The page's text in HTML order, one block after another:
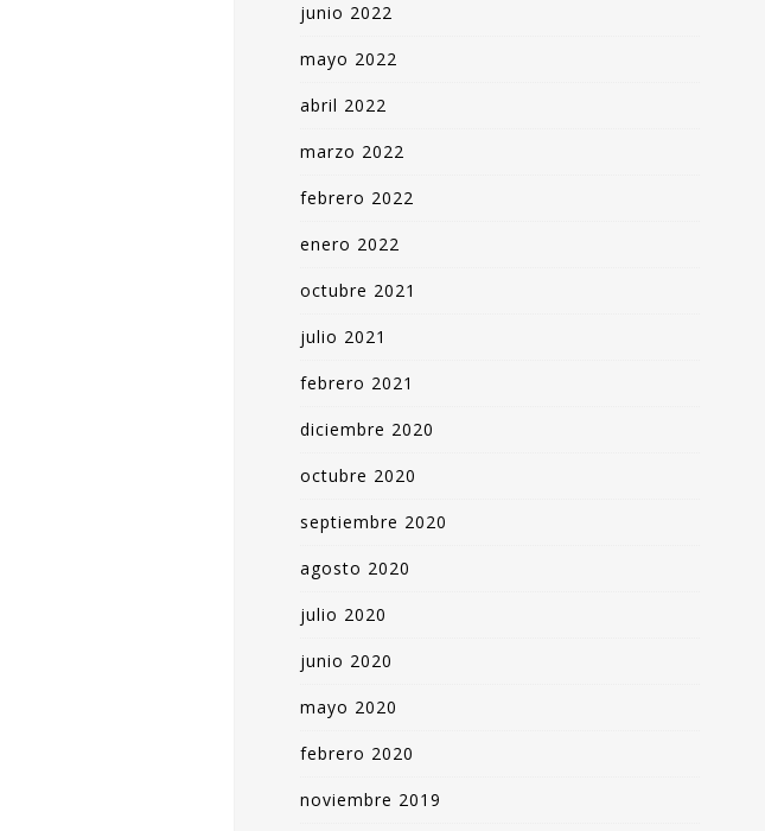
junio 2022
mayo 2022
abril 2022
marzo 2022
febrero 2022
enero 2022
octubre 2021
julio 2021
febrero 2021
diciembre 2020
octubre 2020
septiembre 2020
agosto 2020
julio 2020
junio 2020
mayo 2020
febrero 2020
noviembre 2019